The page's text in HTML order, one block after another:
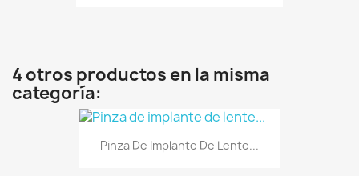
4 otros productos en la misma
categoría:
Pinza De Implante De Lente...